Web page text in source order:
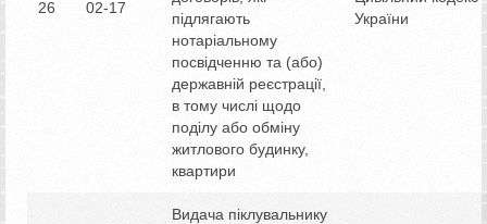
26 02-17
підлягають
нотаріальному
посвідченню та (або)
державній реєстрації,
в тому числі щодо
поділу або обміну
житлового будинку,
квартири
України
Видача піклувальнику